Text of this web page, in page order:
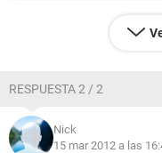
RESPUESTA 2 / 2
Nick
15 mar 2012 a las